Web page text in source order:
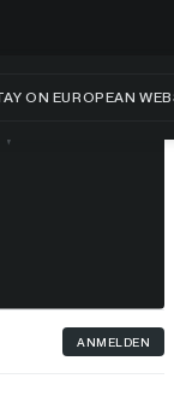
ANMELDEN
ON EUROPEAN